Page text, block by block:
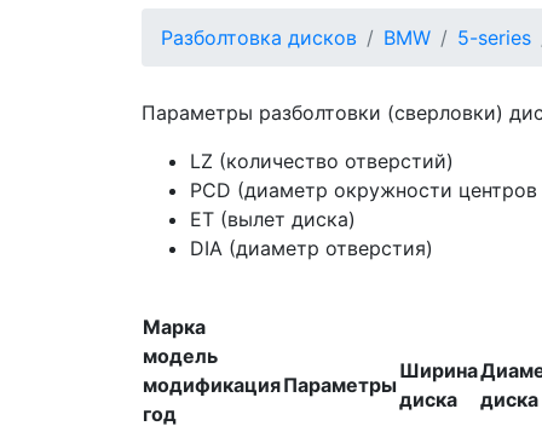
Разболтовка дисков BMW 5-series
Параметры разболтовки (сверловки)
LZ (количество отверстий)
PCD (диаметр окружности
ET (вылет диска)
DIA (диаметр отверстия)
Марка
модель
модификация
год
Параметры
Ширина
диска
диска